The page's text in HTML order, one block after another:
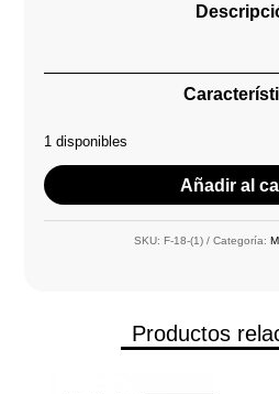
1 disponibles
Añadir al
SKU: F-18-(1) Categoría:
Productos